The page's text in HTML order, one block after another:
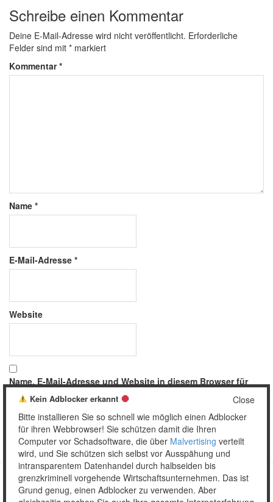
Schreibe einen Kommentar
Deine E-Mail-Adresse wird nicht veröffentlicht. Erforderliche
Felder sind mit * markiert
Kommentar*
Name *
E-Mail-Adresse *
Website
Name, E-Mail-Adresse und Website in diesem Browser für
meinen nächsten Kommentar speichern.
Copyright © 2026 Unser täglich Spam.
Close
Kein Adblocker erkannt
Bitte installieren Sie so schnell wie möglich einen Adblocker
für ihren Webbrowser! Sie schützen damit die Ihren
Computer vor Schadsoftware, die über Malvertising verteilt
wird, und Sie schützen sich selbst vor Ausspähung und
intransparentem Datenhandel durch halbseiden bis
grenzkriminell vorgehende Wirtschaftsunternehmen. Das ist
Grund genug, einen Adblocker zu verwenden. Aber